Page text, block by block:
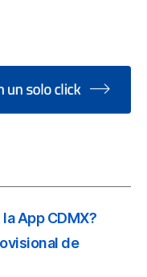
daños por
App CDMX?
de